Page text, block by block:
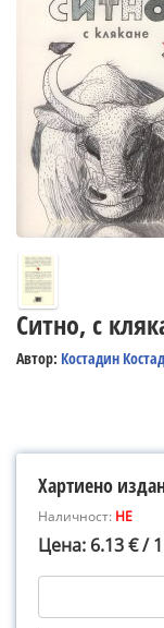
Ситно, с
Автор: Костадин
Хартиено
Наличност: НЕ
Цена: 6.13 € /